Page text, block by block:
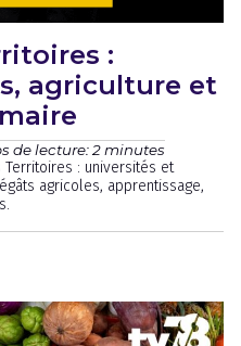
:
agriculture et
de lecture: 2 minutes
Territoires : universités et
agricoles, apprentissage,